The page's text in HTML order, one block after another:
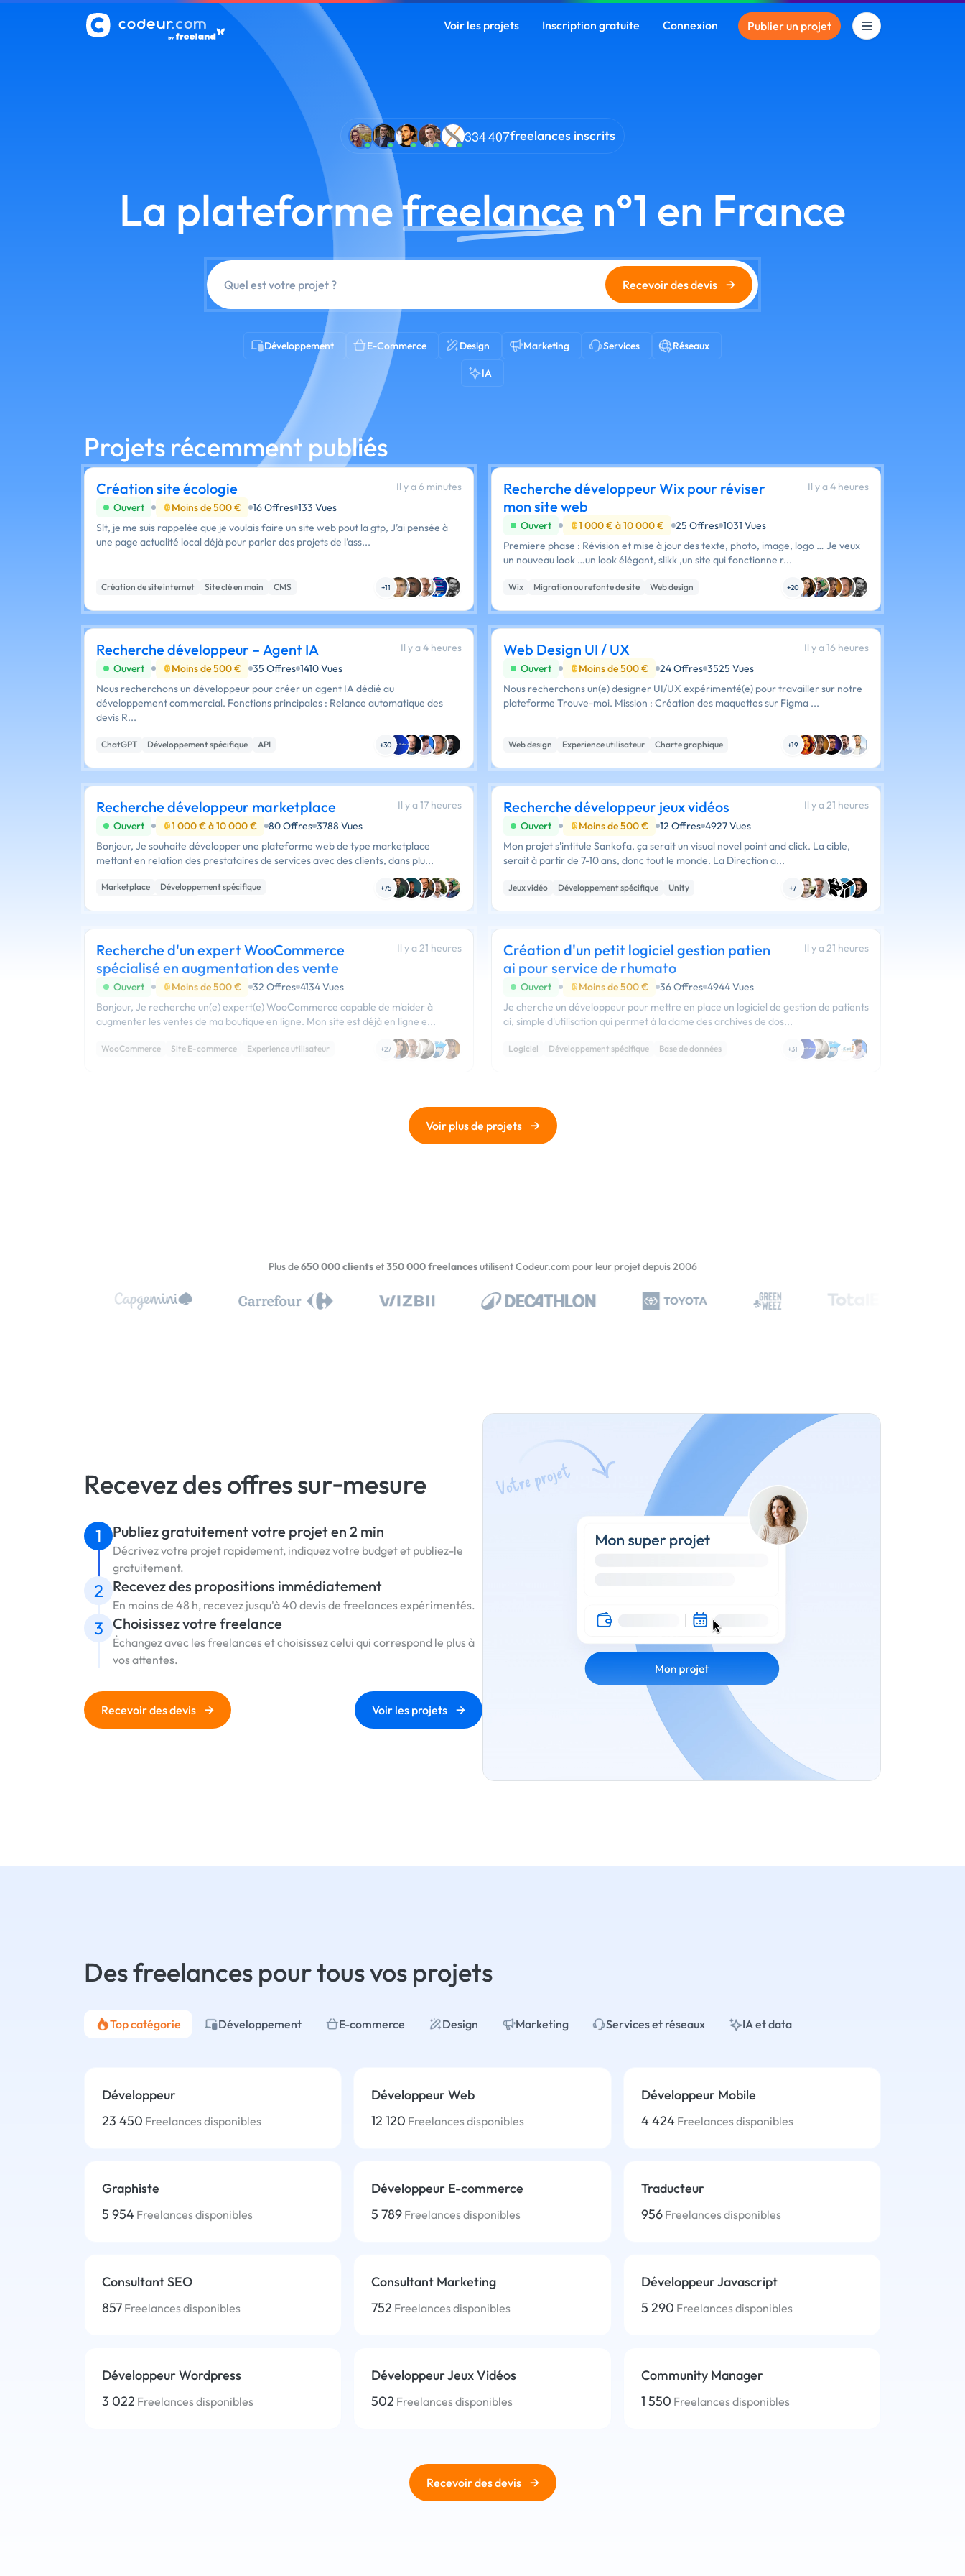
Voir les projets Inscription gratuite Connexion Publier un projet
334407freelances inscrits
La plateformefreelance n°1 en France
Recevoir des devis →
Développement E-Commerce Design Marketing Services Réseaux
IA
Projets récemment publiés
Création site écologie
Il y a 6 minutes
Ouvert
Moins de 500 € 16 Offres 133 Vues
Slt, je me suis rappelée que je voulais faire un site web pout la gtp, J’ai pensée à
une page actualité local déjà pour parler des projets de l’ass...
Création de site internet Site clé en main CMS +11
Recherche développeur Wix pour réviser
mon site web
Il y a 4 heures
Ouvert 1 000 € à 10 000 € 25 Offres 1031 Vues
Premiere phase : Révision et mise à jour des texte, photo, image, logo … Je veux
un nouveau look ‎…un look élégant, slikk ,un site qui fonctionne r...
Wix Migration ou refonte de site Web design +20
Recherche développeur – Agent IA
Il y a 4 heures
Ouvert
Moins de 500 € 35 Offres 1410 Vues
Nous recherchons un développeur pour créer un agent IA dédié au
développement commercial. Fonctions principales : Relance automatique des
devis R...
ChatGPT Développement spécifique API +30
Web Design UI / UX
Il y a 16 heures
Ouvert
Moins de 500 € 24 Offres 3525 Vues
Nous recherchons un(e) designer UI/UX expérimenté(e) pour travailler sur notre
plateforme Trouve-moi. Mission : Création des maquettes sur Figma ...
Web design Experience utilisateur Charte graphique +19
Recherche développeur marketplace
Il y a 17 heures
Ouvert
1 000 € à 10 000 € 80 Offres 3788 Vues
Bonjour, Je souhaite développer une plateforme web de type marketplace
mettant en relation des prestataires de services avec des clients, dans plu...
Marketplace
Développement spécifique
+75
Recherche développeur jeux vidéos
Il y a 21 heures
Ouvert
Moins de 500 € 12 Offres 4927 Vues
Mon projet s'intitule Sankofa, ça serait un visual novel point and click. La cible,
serait à partir de 7-10 ans, donc tout le monde. La Direction a...
Jeux vidéo Développement spécifique Unity +7
Recherche d'un expert WooCommerce
spécialisé en augmentation des vente
Il y a 21 heures
Ouvert Moins de 500 € 32 Offres 4134 Vues
Bonjour, Je recherche un(e) expert(e) WooCommerce capable de m'aider à
augmenter les ventes de ma boutique en ligne. Mon site est déjà en ligne e...
WooCommerce Site E-commerce Experience utilisateur +27
Création d'un petit logiciel gestion patien
ai pour service de rhumato
Il y a 21 heures
Ouvert Moins de 500 € 36 Offres 4944 Vues
Je cherche un développeur pour mettre en place un logiciel de gestion de patients
ai, simple d'utilisation qui permet à la dame des archives de dos...
Logiciel Développement spécifique Base de données +31
Voir plus de projets →
Plus de650 000 clientset350 000 freelancesutilisent Codeur.com pour leur projet depuis 2006
Recevez des offres sur‑mesure
1 Publiez gratuitement votre projet en 2 min
Décrivez votre projet rapidement, indiquez votre budget et publiez-le
gratuitement.
2 Recevez des propositions immédiatement
En moins de 48 h, recevez jusqu'à 40 devis de freelances expérimentés.
3 Choisissez votre freelance
Échangez avec les freelances et choisissez celui qui correspond le plus à
vos attentes.
Recevoir des devis → Voir les projets →
Des freelances pour tous vos projets
Top catégorie Développement E-commerce Design Marketing Services et réseaux IA et data
Développeur
23 450 Freelances disponibles
Développeur Web
12 120 Freelances disponibles
Développeur Mobile
4 424Freelances disponibles
Graphiste
5 954 Freelances disponibles
Développeur E-commerce
5 789 Freelances disponibles
Traducteur
956Freelances disponibles
Consultant SEO
857 Freelances disponibles
Consultant Marketing
752 Freelances disponibles
Développeur Javascript
5 290 Freelances disponibles
Développeur Wordpress
3 022 Freelances disponibles
Développeur Jeux Vidéos
502 Freelances disponibles
Community Manager
1 550 Freelances disponibles
Recevoir des devis →